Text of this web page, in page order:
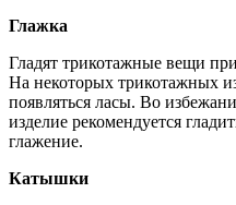
Глажка
Гладят трикотажные вещи
На некоторых трикотажных
появляться ласы. Во
изделие рекомендуется
глажение.
Катышки